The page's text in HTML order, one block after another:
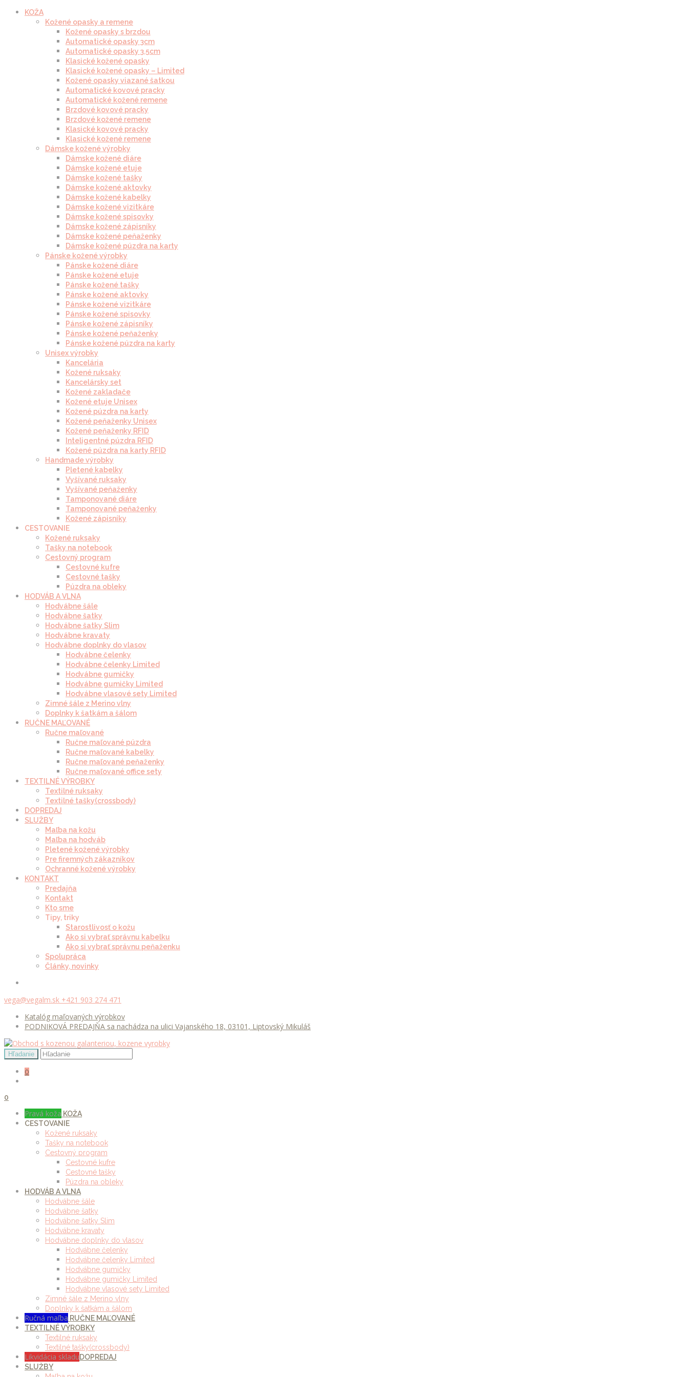
KOŽA
Kožené opasky a remene
Kožené opasky s brzdou
Automatické opasky 3cm
Automatické opasky 3.5cm
Klasické kožené opasky
Klasické kožené opasky – Limited
Kožené opasky viazané šatkou
Automatické kovové pracky
Automatické kožené remene
Brzdové kovové pracky
Brzdové kožené remene
Klasické kovové pracky
Klasické kožené remene
Dámske kožené výrobky
Dámske kožené diáre
Dámske kožené etuje
Dámske kožené tašky
Dámske kožené aktovky
Dámske kožené kabelky
Dámske kožené vizitkáre
Dámske kožené spisovky
Dámske kožené zápisníky
Dámske kožené peňaženky
Dámske kožené púzdra na karty
Pánske kožené výrobky
Pánske kožené diáre
Pánske kožené etuje
Pánske kožené tašky
Pánske kožené aktovky
Pánske kožené vizitkáre
Pánske kožené spisovky
Pánske kožené zápisníky
Pánske kožené peňaženky
Pánske kožené púzdra na karty
Unisex výrobky
Kancelária
Kožené ruksaky
Kancelársky set
Kožené zakladače
Kožené etuje Unisex
Kožené púzdra na karty
Kožené peňaženky Unisex
Kožené peňaženky RFID
Inteligentné púzdra RFID
Kožené púzdra na karty RFID
Handmade výrobky
Pletené kabelky
Vyšívané ruksaky
Vyšívané peňaženky
Tamponované diáre
Tamponované peňaženky
Kožené zápisníky
CESTOVANIE
Kožené ruksaky
Tašky na notebook
Cestovný program
Cestovné kufre
Cestovné tašky
Púzdra na obleky
HODVÁB A VLNA
Hodvábne šále
Hodvábne šatky
Hodvábne šatky Slim
Hodvábne kravaty
Hodvábne doplnky do vlasov
Hodvábne čelenky
Hodvábne čelenky Limited
Hodvábne gumičky
Hodvábne gumičky Limited
Hodvábne vlasové sety Limited
Zimné šále z Merino vlny
Doplnky k šatkám a šálom
RUČNE MAĽOVANÉ
Ručne maľované
Ručne maľované púzdra
Ručne maľované kabelky
Ručne maľované peňaženky
Ručne maľované office sety
TEXTILNÉ VÝROBKY
Textilné ruksaky
Textilné tašky(crossbody)
DOPREDAJ
SLUŽBY
Maľba na kožu
Maľba na hodváb
Pletené kožené výrobky
Pre firemných zákazníkov
Ochranné kožené výrobky
KONTAKT
Predajňa
Kontakt
Kto sme
Tipy, triky
Starostlivosť o kožu
Ako si vybrať správnu kabelku
Ako si vybrať správnu peňaženku
Spolupráca
Články, novinky
vega@vegalm.sk +421 903 274 471
Katalóg maľovaných výrobkov
PODNIKOVÁ PREDAJŇA sa nachádza na ulici Vajanského 18, 03101, Liptovský Mikuláš
0
0
Pravá koža KOŽA
CESTOVANIE
Kožené ruksaky
Tašky na notebook
Cestovný program
Cestovné kufre
Cestovné tašky
Púzdra na obleky
HODVÁB A VLNA
Hodvábne šále
Hodvábne šatky
Hodvábne šatky Slim
Hodvábne kravaty
Hodvábne doplnky do vlasov
Hodvábne čelenky
Hodvábne čelenky Limited
Hodvábne gumičky
Hodvábne gumičky Limited
Hodvábne vlasové sety Limited
Zimné šále z Merino vlny
Doplnky k šatkám a šálom
Ručná maľba RUČNE MAĽOVANÉ
TEXTILNÉ VÝROBKY
Textilné ruksaky
Textilné tašky(crossbody)
Likvidácia skladuDOPREDAJ
SLUŽBY